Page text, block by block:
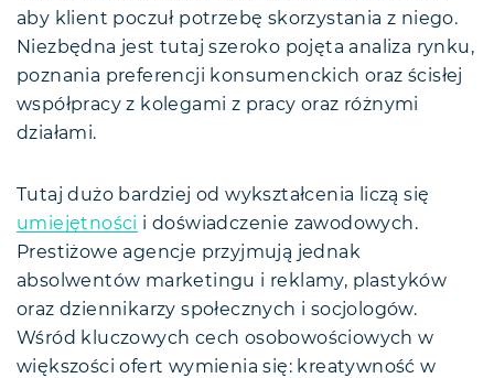
aby klient poczuł potrzebę skorzystania z niego.
Niezbędna jest tutaj szeroko pojęta analiza rynku,
poznania preferencji konsumenckich oraz ścisłej
współpracy z kolegami z pracy oraz różnymi
działami.
Tutaj dużo bardziej od wykształcenia liczą się
umiejętności i doświadczenie zawodowych.
Prestiżowe agencje przyjmują jednak
absolwentów marketingu i reklamy, plastyków
oraz dziennikarzy społecznych i socjologów.
Wśród kluczowych cech osobowościowych w
większości ofert wymienia się: kreatywność w